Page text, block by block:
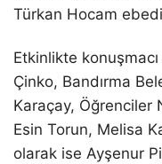
Türkan Hocam
Etkinlikte
Çinko, Bandırma
Karaçay, Öğrenciler
Esin Torun, Melisa
olarak ise Ayşenur